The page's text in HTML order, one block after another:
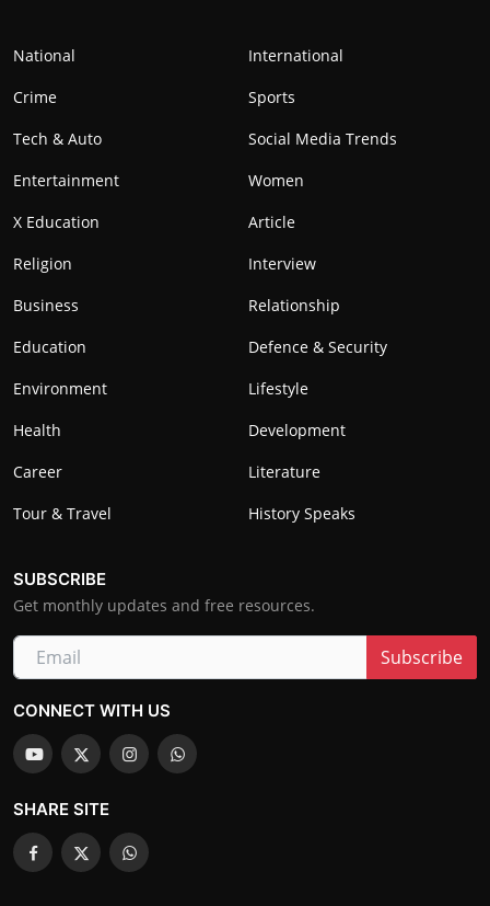
National
International
Crime
Sports
Tech & Auto
Social Media Trends
Entertainment
Women
X Education
Article
Religion
Interview
Business
Relationship
Education
Defence & Security
Environment
Lifestyle
Health
Development
Career
Literature
Tour & Travel
History Speaks
SUBSCRIBE
Get monthly updates and free resources.
Subscribe
CONNECT WITH US
SHARE SITE